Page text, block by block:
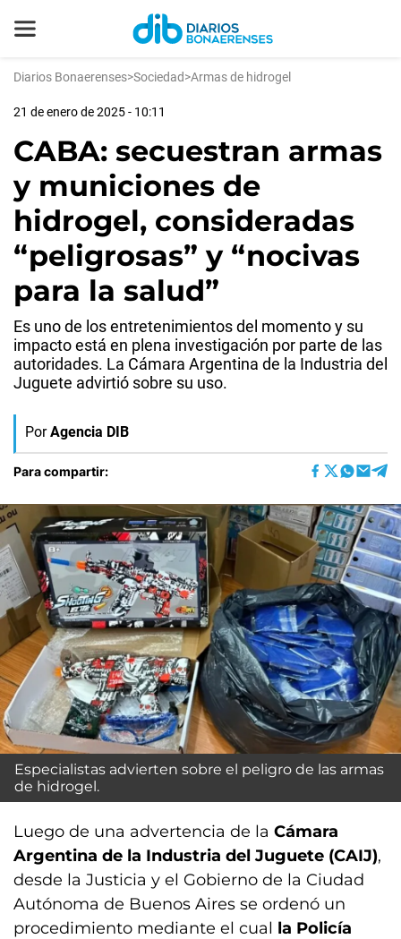
Diarios Bonaerenses>Sociedad>Armas de hidrogel
21 de enero de 2025 - 10:11
CABA: secuestran armas
y municiones de
hidrogel, consideradas
“peligrosas” y “nocivas
para la salud”
Es uno de los entretenimientos del momento y su
impacto está en plena investigación por parte de las
autoridades. La Cámara Argentina de la Industria del
Juguete advirtió sobre su uso.
Por Agencia DIB
Para compartir:
Especialistas advierten sobre el peligro de las armas
de hidrogel.
Luego de una advertencia de la Cámara
Argentina de la Industria del Juguete (CAIJ),
desde la Justicia y el Gobierno de la Ciudad
Autónoma de Buenos Aires se ordenó un
procedimiento mediante el cual la Policía